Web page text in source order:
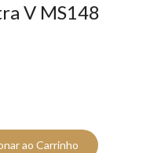
V MS148
ao Carrinho